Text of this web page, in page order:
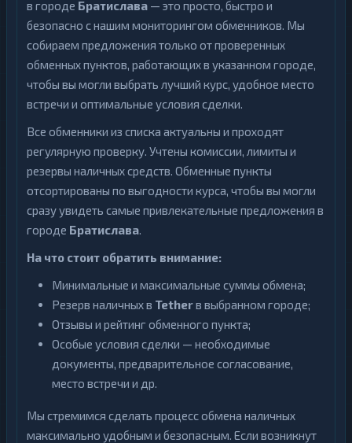
в городе Братислава — это просто, быстро и
безопасно с нашим мониторингом обменников. Мы
собираем предложения только от проверенных
обменных пунктов, работающих в указанном городе,
чтобы вы могли выбрать лучший курс, удобное место
встречи и оптимальные условия сделки.
Все обменники из списка актуальны и проходят
регулярную проверку. Учтены комиссии, лимиты и
резервы наличных средств. Обменные пункты
отсортированы по выгодности курса, чтобы вы могли
сразу увидеть самые привлекательные предложения в
городе Братислава.
На что стоит обратить внимание:
Минимальные и максимальные суммы обмена;
Резерв наличных в Tetherв выбранном городе;
Отзывы и рейтинг обменного пункта;
Особые условия сделки — необходимые
документы, предварительное согласование,
место встречи и др.
Мы стремимся сделать процесс обмена наличных
максимально удобным и безопасным. Если возникнут